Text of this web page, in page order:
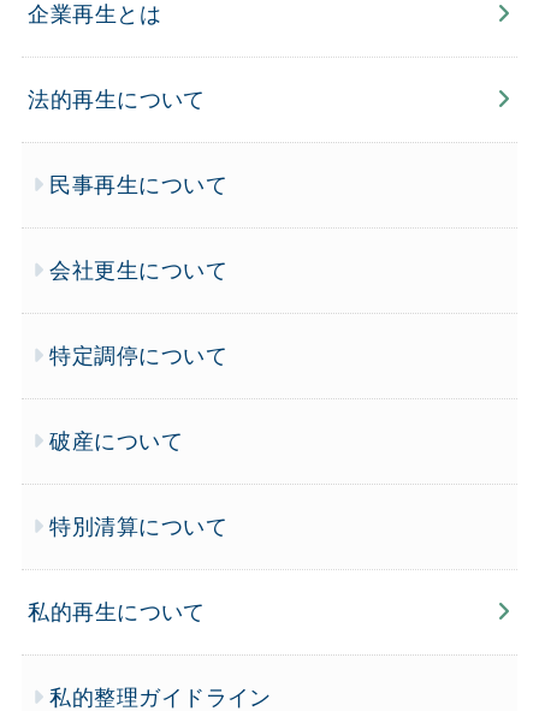
企業再生とは
法的再生について
民事再生について
会社更生について
特定調停について
破産について
特別清算について
私的再生について
私的整理ガイドライン